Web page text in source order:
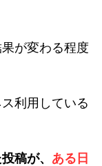
が変わる程度
利用している
稿が、 ある日